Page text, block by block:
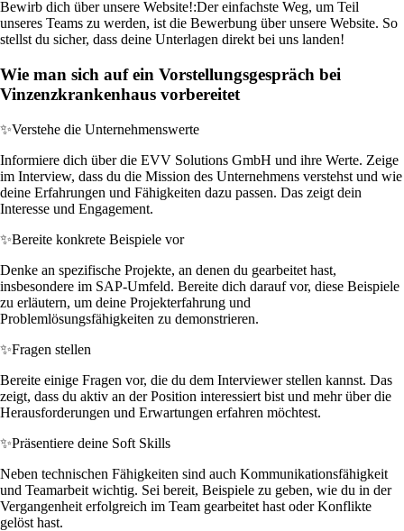
Bewirb dich über unsere Website!:Der einfachste Weg, um Teil
unseres Teams zu werden, ist die Bewerbung über unsere Website. So
stellst du sicher, dass deine Unterlagen direkt bei uns landen!
Wie man sich auf ein Vorstellungsgespräch bei
Vinzenzkrankenhaus vorbereitet
✨Verstehe die Unternehmenswerte
Informiere dich über die EVV Solutions GmbH und ihre Werte. Zeige
im Interview, dass du die Mission des Unternehmens verstehst und wie
deine Erfahrungen und Fähigkeiten dazu passen. Das zeigt dein
Interesse und Engagement.
✨Bereite konkrete Beispiele vor
Denke an spezifische Projekte, an denen du gearbeitet hast,
insbesondere im SAP-Umfeld. Bereite dich darauf vor, diese Beispiele
zu erläutern, um deine Projekterfahrung und
Problemlösungsfähigkeiten zu demonstrieren.
✨Fragen stellen
Bereite einige Fragen vor, die du dem Interviewer stellen kannst. Das
zeigt, dass du aktiv an der Position interessiert bist und mehr über die
Herausforderungen und Erwartungen erfahren möchtest.
✨Präsentiere deine Soft Skills
Neben technischen Fähigkeiten sind auch Kommunikationsfähigkeit
und Teamarbeit wichtig. Sei bereit, Beispiele zu geben, wie du in der
Vergangenheit erfolgreich im Team gearbeitet hast oder Konflikte
gelöst hast.